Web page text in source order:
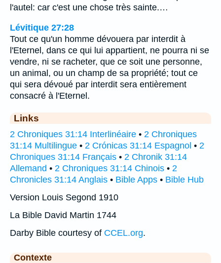
l'autel: car c'est une chose très sainte.…
Lévitique 27:28
Tout ce qu'un homme dévouera par interdit à
l'Eternel, dans ce qui lui appartient, ne pourra ni se
vendre, ni se racheter, que ce soit une personne,
un animal, ou un champ de sa propriété; tout ce
qui sera dévoué par interdit sera entièrement
consacré à l'Eternel.
Links
2 Chroniques 31:14 Interlinéaire • 2 Chroniques
31:14 Multilingue • 2 Crónicas 31:14 Espagnol • 2
Chroniques 31:14 Français • 2 Chronik 31:14
Allemand • 2 Chroniques 31:14 Chinois • 2
Chronicles 31:14 Anglais • Bible Apps • Bible Hub
Version Louis Segond 1910
La Bible David Martin 1744
Darby Bible courtesy of CCEL.org.
Contexte